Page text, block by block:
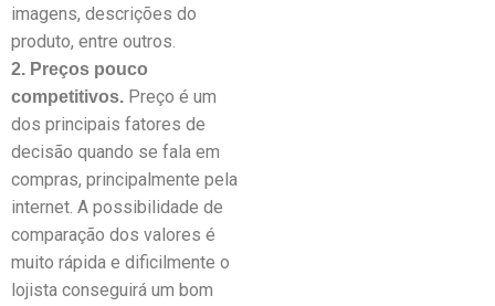
imagens, descrições do
produto, entre outros.
2. Preços pouco
competitivos. Preço é um
dos principais fatores de
decisão quando se fala em
compras, principalmente pela
internet. A possibilidade de
comparação dos valores é
muito rápida e dificilmente o
lojista conseguirá um bom